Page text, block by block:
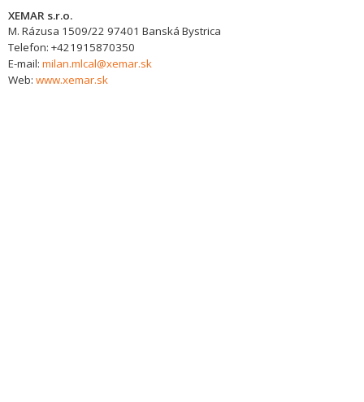
XEMAR s.r.o.
M. Rázusa 1509/22 97401 Banská Bystrica
Telefon: +421915870350
E-mail: milan.mlcal@xemar.sk
Web: www.xemar.sk